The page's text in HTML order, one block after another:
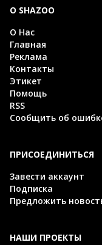
О SHAZOO
О Нас
Главная
Реклама
Контакты
Этикет
Помощь
RSS
Сообщить об
ПРИСОЕДИНИТЬСЯ
Завести аккаунт
Подписка
Предложить
НАШИ ПРОЕКТЫ